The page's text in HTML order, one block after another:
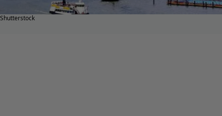
Shutterstock